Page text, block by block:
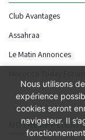
Club Avantages
Assahraa
Le Matin Annonces
NOTRE
Nous utilisons
expérience
cookies seront
navigateur. Il